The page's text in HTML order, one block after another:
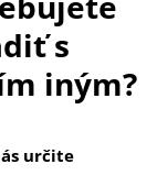
s
iným?
určite